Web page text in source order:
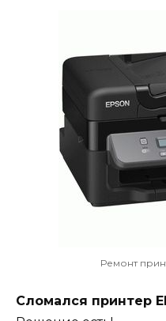
Ремонт
Сломался принтер